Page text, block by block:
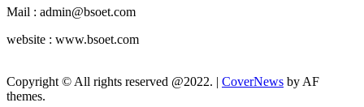
Mail : admin@bsoet.com
website : www.bsoet.com
Copyright © All rights reserved @2022. | CoverNews by AF
themes.